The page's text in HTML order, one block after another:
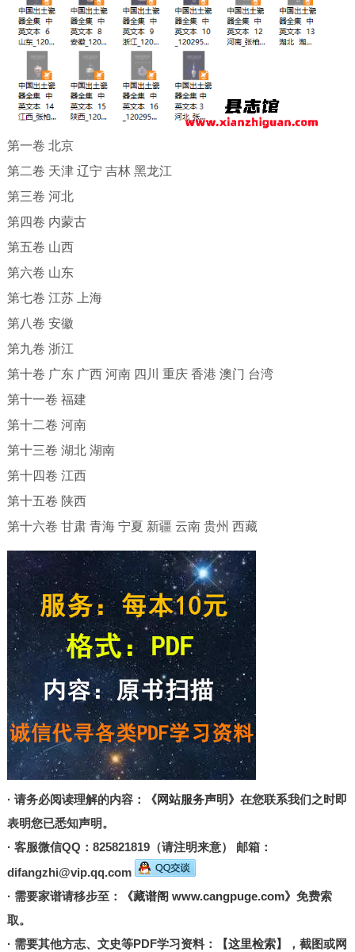
第一卷 北京
第二卷 天津 辽宁 吉林 黑龙江
第三卷 河北
第四卷 内蒙古
第五卷 山西
第六卷 山东
第七卷 江苏 上海
第八卷 安徽
第九卷 浙江
第十卷 广东 广西 河南 四川 重庆 香港 澳门 台湾
第十一卷 福建
第十二卷 河南
第十三卷 湖北 湖南
第十四卷 江西
第十五卷 陕西
第十六卷 甘肃 青海 宁夏 新疆 云南 贵州 西藏
· 请务必阅读理解的内容： 《网站服务声明》 在您联系我们之时即
表明您已悉知声明。
· 客服微信QQ：825821819（请注明来意） 邮箱：
difangzhi@vip.qq.com
· 需要家谱请移步至：
《藏谱阁 www.cangpuge.com》 免费索
取。
· 需要其他方志、文史等PDF学习资料：
【这里检索】
，截图或网